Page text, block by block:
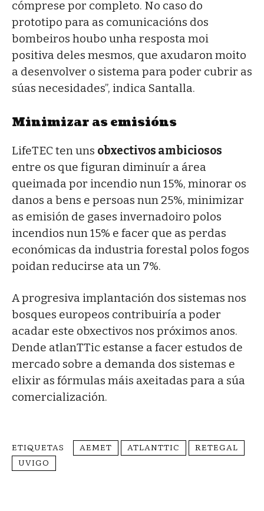
cómprese por completo. No caso do
prototipo para as comunicacións dos
bombeiros houbo unha resposta moi
positiva deles mesmos, que axudaron moito
a desenvolver o sistema para poder cubrir as
súas necesidades”, indica Santalla.
Minimizar as emisións
LifeTEC ten uns obxectivos ambiciosos
entre os que figuran diminuír a área
queimada por incendio nun 15%, minorar os
danos a bens e persoas nun 25%, minimizar
as emisión de gases invernadoiro polos
incendios nun 15% e facer que as perdas
económicas da industria forestal polos fogos
poidan reducirse ata un 7%.
A progresiva implantación dos sistemas nos
bosques europeos contribuiría a poder
acadar este obxectivos nos próximos anos.
Dende atlanTTic estanse a facer estudos de
mercado sobre a demanda dos sistemas e
elixir as fórmulas máis axeitadas para a súa
comercialización.
ETIQUETAS AEMET ATLANTTIC
RETEGAL
UVIGO